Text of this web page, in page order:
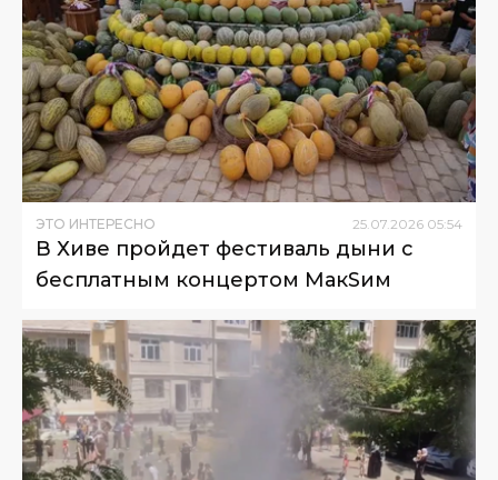
ЭТО ИНТЕРЕСНО 25 07 2026 05:54
В Хиве пройдет фестиваль дыни с
бесплатным концертом МакSим